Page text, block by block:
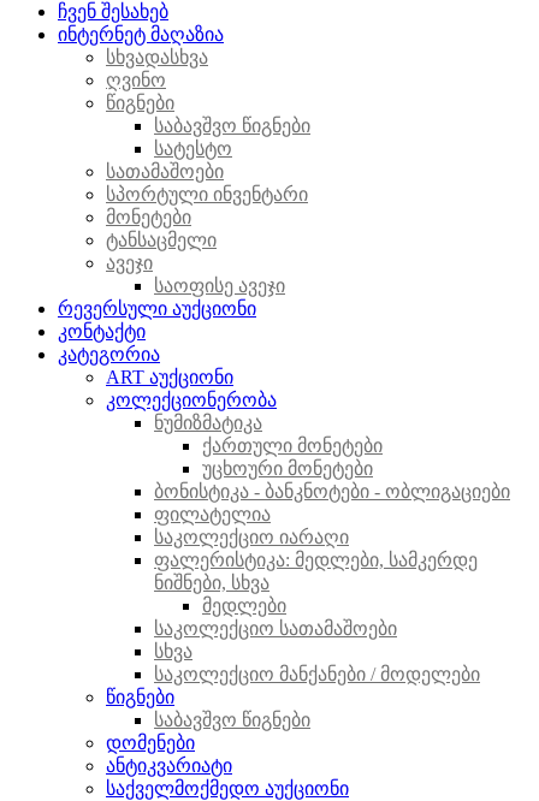
ჩვენ შესახებ
ინტერნეტ მაღაზია
სხვადასხვა
ღვინო
წიგნები
საბავშვო წიგნები
სატესტო
სათამაშოები
სპორტული ინვენტარი
მონეტები
ტანსაცმელი
ავეჯი
საოფისე ავეჯი
რევერსული აუქციონი
კონტაქტი
კატეგორია
ART აუქციონი
კოლექციონერობა
ნუმიზმატიკა
ქართული მონეტები
უცხოური მონეტები
ბონისტიკა - ბანკნოტები - ობლიგაციები
ფილატელია
საკოლექციო იარაღი
ფალერისტიკა: მედლები, სამკერდე
ნიშნები, სხვა
მედლები
საკოლექციო სათამაშოები
სხვა
საკოლექციო მანქანები / მოდელები
წიგნები
საბავშვო წიგნები
დომენები
ანტიკვარიატი
საქველმოქმედო აუქციონი